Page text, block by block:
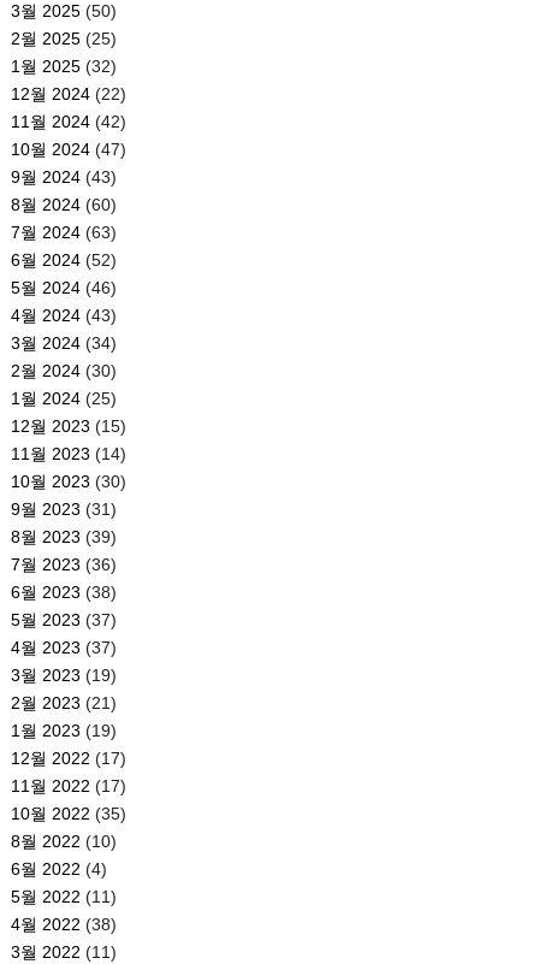
3월 2025(50)
2월 2025(25)
1월 2025(32)
12월 2024(22)
11월 2024(42)
10월 2024(47)
9월 2024(43)
8월 2024(60)
7월 2024(63)
6월 2024(52)
5월 2024(46)
4월 2024(43)
3월 2024(34)
2월 2024(30)
1월 2024(25)
12월 2023 (15)
11월 2023 (14)
10월 2023 (30)
9월 2023 (31)
8월 2023 (39)
7월 2023 (36)
6월 2023 (38)
5월 2023 (37)
4월 2023 (37)
3월 2023 (19)
2월 2023 (21)
1월 2023 (19)
12월 2022 (17)
11월 2022 (17)
10월 2022 (35)
8월 2022 (10)
6월 2022 (4)
5월 2022 (11)
4월 2022 (38)
3월 2022 (11)